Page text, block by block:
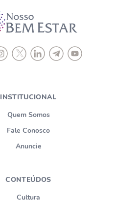
INSTITUCIONAL
Quem Somos
Fale Conosco
Anuncie
CONTEÚDOS
Cultura